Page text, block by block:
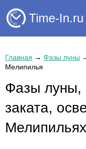
Time-In.ru
Главная → Фазы луны
Мелипилья
Фазы луны,
заката,